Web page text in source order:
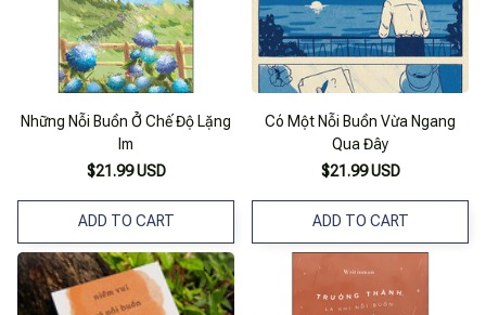
Những Nỗi Buồn Ở Chế Độ Lặng
Im
$21.99 USD
ADD TO CART
Có Một Nỗi Buồn Vừa Ngang
Qua Đây
$21.99 USD
ADD TO CART